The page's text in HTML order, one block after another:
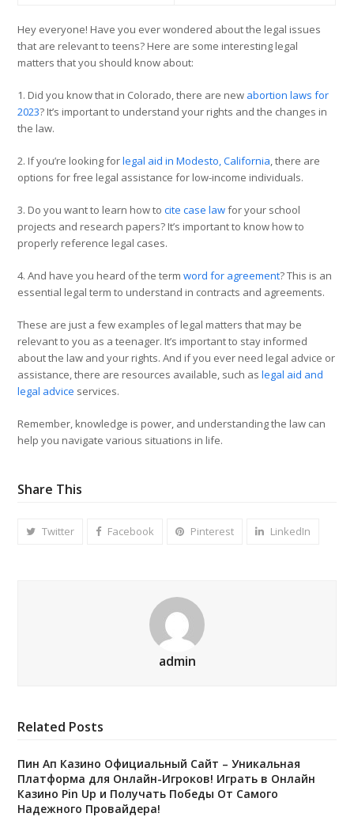
Hey everyone! Have you ever wondered about the legal issues
that are relevant to teens? Here are some interesting legal
matters that you should know about:
1. Did you know that in Colorado, there are new abortion laws for
2023? It’s important to understand your rights and the changes in
the law.
2. If you’re looking forlegal aid in Modesto, California , there are
options for free legal assistance for low-income individuals.
3. Do you want to learn how tocite case lawfor your school
projects and research papers? It’s important to know how to
properly reference legal cases.
4. And have you heard of the termword for agreement? This is an
essential legal term to understand in contracts and agreements.
These are just a few examples of legal matters that may be
relevant to you as a teenager. It’s important to stay informed
about the law and your rights. And if you ever need legal advice or
assistance, there are resources available, such aslegal aid and
legal advice services.
Remember, knowledge is power, and understanding the law can
help you navigate various situations in life.
Share This
Twitter Facebook Pinterest LinkedIn
admin
Related Posts
Пин Ап Казино Официальный Сайт – Уникальная
Платформа для Онлайн-Игроков! Играть в Онлайн
Казино Pin Up и Получать Победы От Самого
Надежного Провайдера!